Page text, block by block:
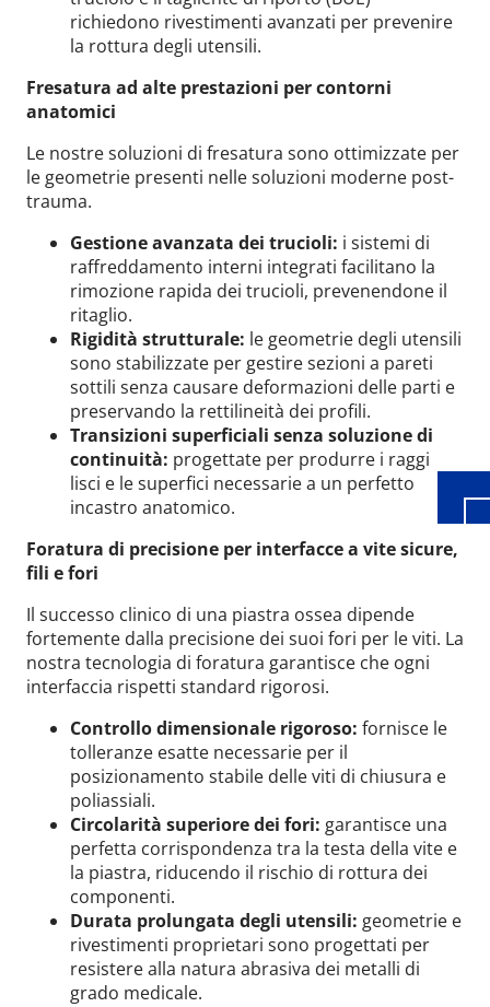
richiedono rivestimenti avanzati per prevenire
la rottura degli utensili.
Fresatura ad alte prestazioni per contorni
anatomici
Le nostre soluzioni di fresatura sono ottimizzate per
le geometrie presenti nelle soluzioni moderne post-
trauma.
Gestione avanzata dei trucioli: i sistemi di
raffreddamento interni integrati facilitano la
rimozione rapida dei trucioli, prevenendone il
ritaglio.
Rigidità strutturale: le geometrie degli utensili
sono stabilizzate per gestire sezioni a pareti
sottili senza causare deformazioni delle parti e
preservando la rettilineità dei profili.
Transizioni superficiali senza soluzione di
continuità: progettate per produrre i raggi
lisci e le superfici necessarie a un perfetto
incastro anatomico.
Foratura di precisione per interfacce a vite sicure,
fili e fori
Il successo clinico di una piastra ossea dipende
fortemente dalla precisione dei suoi fori per le viti. La
nostra tecnologia di foratura garantisce che ogni
interfaccia rispetti standard rigorosi.
Controllo dimensionale rigoroso: fornisce le
tolleranze esatte necessarie per il
posizionamento stabile delle viti di chiusura e
poliassiali.
Circolarità superiore dei fori: garantisce una
perfetta corrispondenza tra la testa della vite e
la piastra, riducendo il rischio di rottura dei
componenti.
Durata prolungata degli utensili: geometrie e
rivestimenti proprietari sono progettati per
resistere alla natura abrasiva dei metalli di
grado medicale.